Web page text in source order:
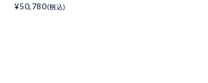
¥50,780(税込)